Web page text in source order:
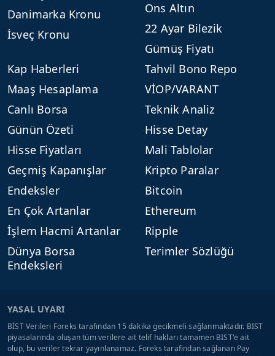
Danimarka Kronu
İsveç Kronu
Ons Altın
22 Ayar Bilezik
Gümüş Fiyatı
Kap Haberleri
Maaş Hesaplama
Canlı Borsa
Günün Özeti
Hisse Fiyatları
Geçmiş Kapanışlar
Endeksler
En Çok Artanlar
İşlem Hacmi Artanlar
Dünya Borsa
Endeksleri
Tahvil Bono Repo
VİOP/VARANT
Teknik Analiz
Hisse Detay
Mali Tablolar
Kripto Paralar
Bitcoin
Ethereum
Ripple
Terimler Sözlüğü
YASAL UYARI
BİST Verileri Foreks tarafından 15 dakika gecikmeli sağlanmaktadır. BIST
piyasalarında oluşan tüm verilere ait telif hakları tamamen BIST'e ait
olup, bu veriler tekrar yayınlanamaz. Foreks tarafından sağlanan Pay